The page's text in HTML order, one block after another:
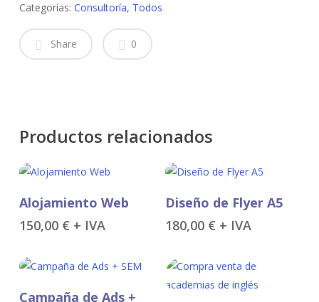
Categorías: Consultoría, Todos
Share 0
Productos relacionados
Añadir Al Carrito
Alojamiento Web
150,00 € + IVA
Añadir Al Carrito
Diseño de Flyer A5
180,00 € + IVA
Añadir Al Carrito
Campaña de Ads +